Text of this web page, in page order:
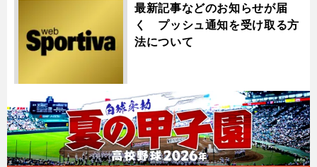
最新記事などのお知らせが届
く プッシュ通知を受け取る方
法について